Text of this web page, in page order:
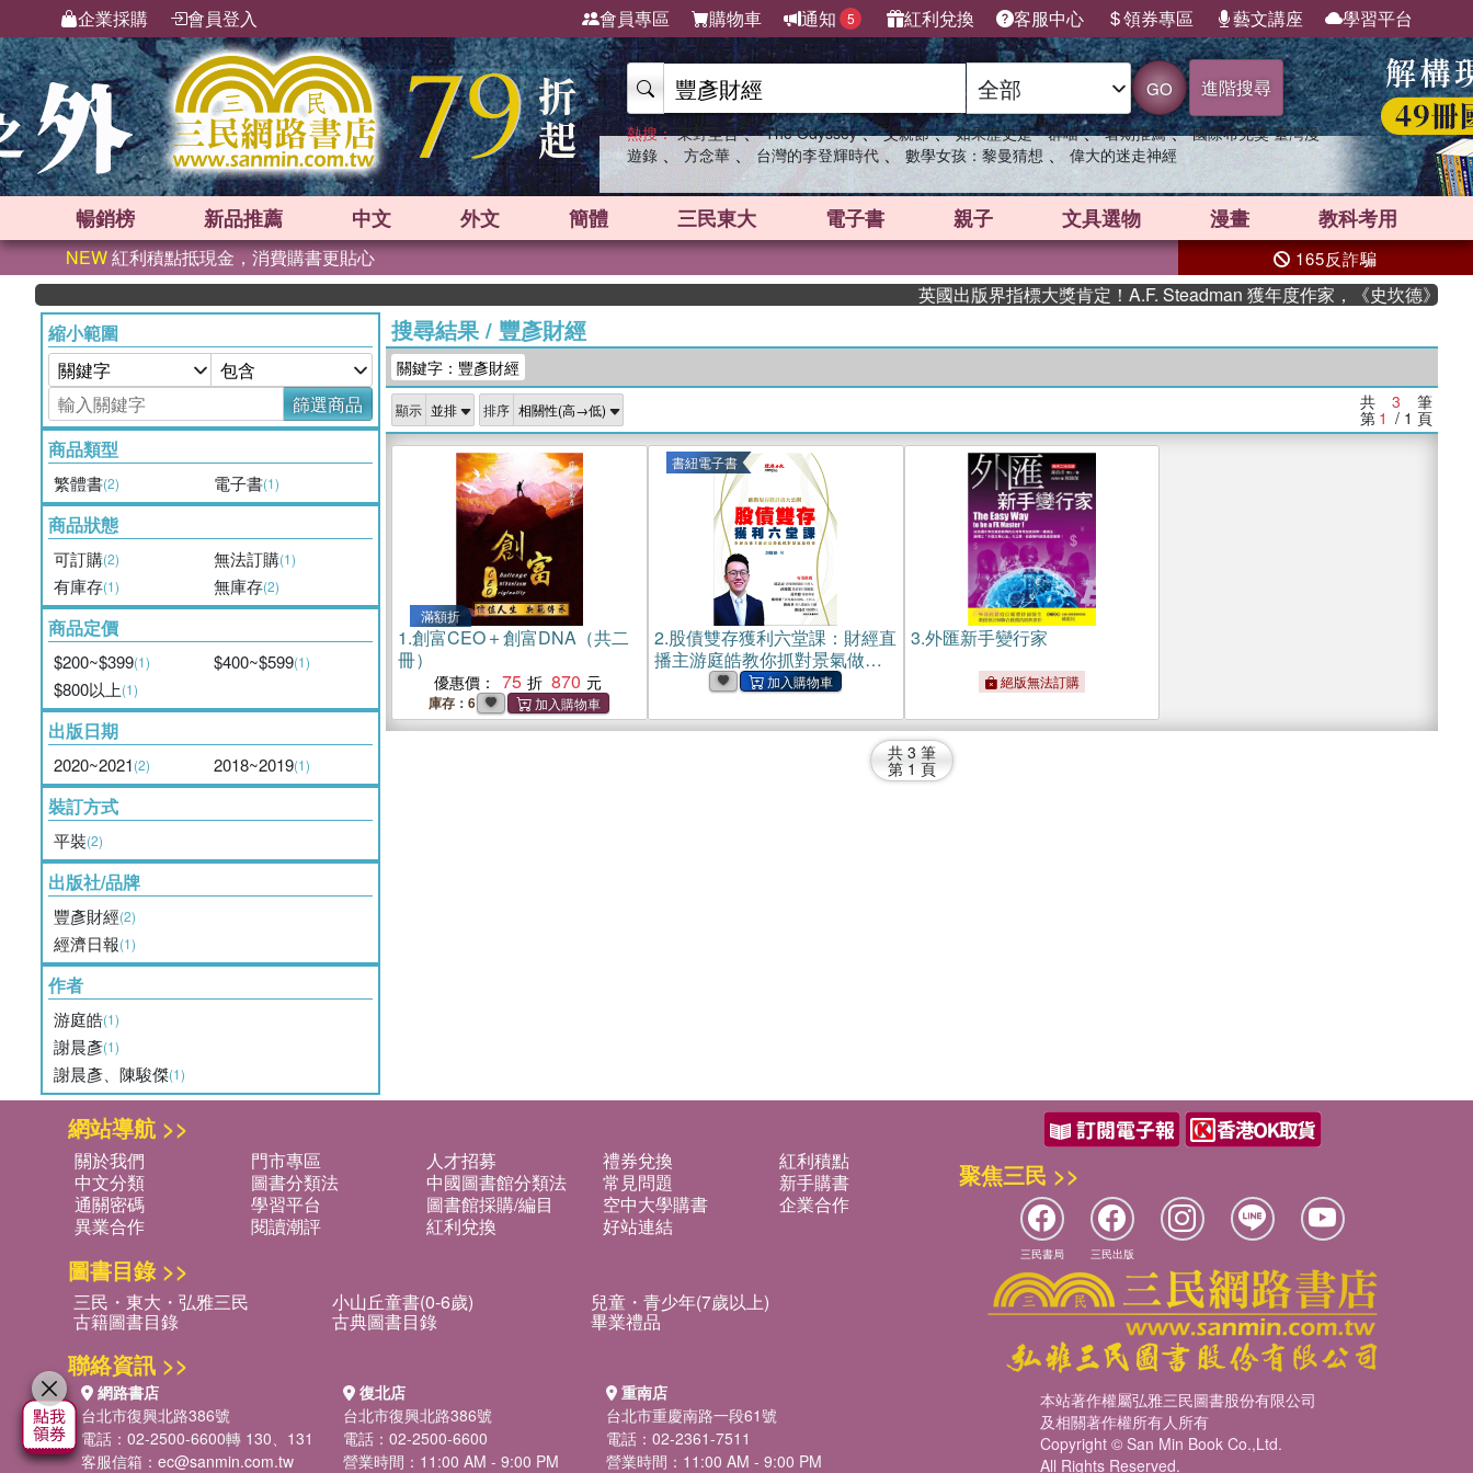
企業採購 會員登入 會員專區 購物車 通知 5 紅利兌換 客服中心 領券專區 藝文講座 學習平台
GO 進階搜尋
熱搜： 東野圭吾 、 The Odyssey 、 父親節 、 如果歷史是一群喵 、 暑期推薦 、 國際布克獎 臺灣漫
遊錄 、 方念華 、 台灣的李登輝時代 、 數學女孩：黎曼猜想 、 偉大的迷走神經
暢銷榜 新品推薦 中文 外文 簡體 三民東大 電子書 親子 文具選物 漫畫 教科考用
NEW紅利積點抵現金，消費購書更貼心 165反詐騙
英國出版界指標大獎肯定！A.F. Steadman 獲年度作家，《史坎德》系列
縮小範圍
篩選商品
商品類型
繁體書(2) 電子書(1)
商品狀態
可訂購(2) 無法訂購(1)
有庫存(1) 無庫存(2)
商品定價
$200~$399(1) $400~$599(1)
$800以上(1)
出版日期
2020~2021(2) 2018~2019(1)
裝訂方式
平裝(2)
出版社/品牌
豐彥財經(2)
經濟日報(1)
作者
游庭皓(1)
謝晨彥(1)
謝晨彥、陳駿傑(1)
搜尋結果/ 豐彥財經
關鍵字：豐彥財經
顯示 排序 共 3 筆
第 1 / 1 頁
滿額折
1.創富CEO＋創富DNA（共二
冊）
優惠價： 75 870
庫存：6
書紐電子書
2.股債雙存獲利六堂課：財經直
播主游庭皓教你抓對景氣做投
資(電子書)
3.外匯新手變行家
絕版無法訂購
共 3 筆
第 1 頁
網站導航 >>
關於我們 門市專區 人才招募 禮券兌換
紅利積點
中文分類
圖書分類法 中國圖書館分類法 常見問題
新手購書
通關密碼
學習平台 圖書館採購/編目 空中大學購書
企業合作
異業合作
閱讀潮評 紅利兌換 好站連結
圖書目錄 >>
三民・東大・弘雅三民 小山丘童書(0-6歲) 兒童・青少年(7歲以上)
古籍圖書目錄 古典圖書目錄 畢業禮品
聯絡資訊 >>
網路書店
台北市復興北路386號
電話：02-2500-6600轉 130、131
客服信箱： ec@sanmin.com.tw
復北店
台北市復興北路386號
電話：02-2500-6600
營業時間：11:00 AM - 9:00 PM
重南店
台北市重慶南路一段61號
電話：02-2361-7511
營業時間：11:00 AM - 9:00 PM
聚焦三民 >>
三民書局 三民出版
本站著作權屬弘雅三民圖書股份有限公司
及相關著作權所有人所有
Copyright © San Min Book Co.,Ltd.
All Rights Reserved.